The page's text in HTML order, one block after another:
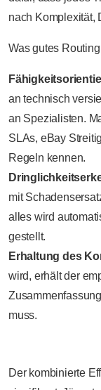
nach Komplexität,
Was gutes
an technisch
an Spezialisten.
SLAs, eBay
Regeln kennen.
mit
alles wird
gestellt.
Erhaltung des
wird, erhält der
muss.
Der kombinierte